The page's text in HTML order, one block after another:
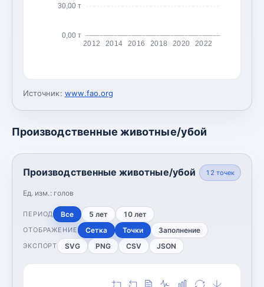
0,00 т
30,00 т
2012 2014 2016 2018 2020 2022
Источник: www.fao.org
Производственные животные/убой
Производственные животные/убой
Ед. изм.: голов
12 точек
ПЕРИОД Все 5 лет 10 лет
ОТОБРАЖЕНИЕ Сетка Точки Заполнение
ЭКСПОРТ SVG PNG CSV JSON